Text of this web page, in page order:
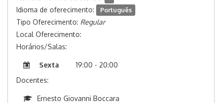
Idioma de oferecimento: Português
Tipo Oferecimento: Regular
Local Oferecimento:
Horários/Salas:
Sexta
19:00 - 20:00
Docentes:
Ernesto Giovanni Boccara